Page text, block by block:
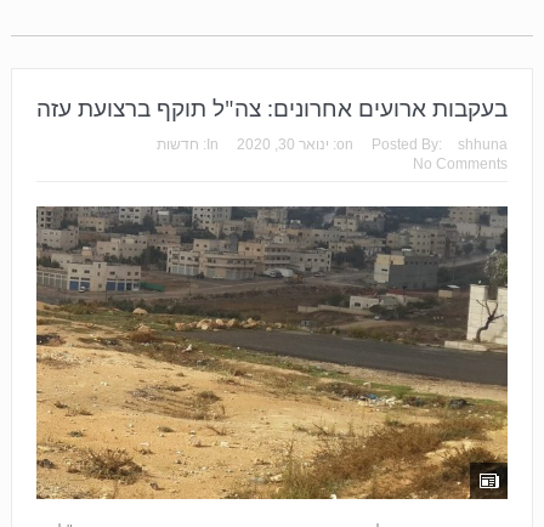
בעקבות ארועים אחרונים: צה"ל תוקף ברצועת עזה
Posted By: shhuna
on: ינואר 30, 2020 In: חדשות
No Comments